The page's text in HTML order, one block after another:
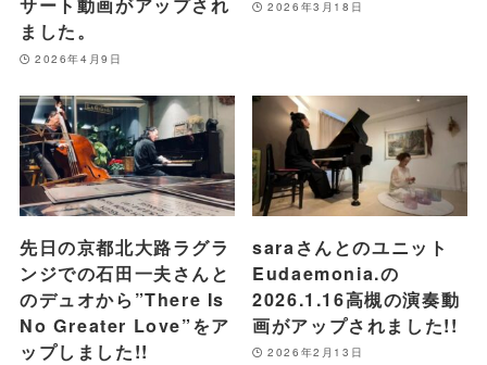
サート動画がアップされ
ました。
2026年4月9日
2026年3月18日
先日の京都北大路ラグラ
ンジでの石田一夫さんと
のデュオから”There Is
No Greater Love”をア
ップしました!!
saraさんとのユニット
Eudaemonia.の
2026.1.16高槻の演奏動
画がアップされました!!
2026年2月13日